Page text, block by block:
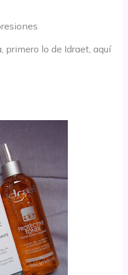
primero lo de Idraet, aquí